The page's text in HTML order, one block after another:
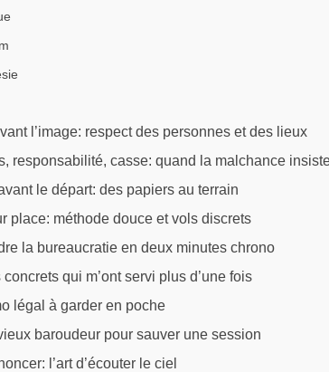
l’image: respect des personnes et des lieux
responsabilité, casse: quand la malchance
le départ: des papiers au terrain
place: méthode douce et vols discrets
la bureaucratie en deux minutes chrono
qui m’ont servi plus d’une fois
légal à garder en poche
baroudeur pour sauver une session
l’art d’écouter le ciel